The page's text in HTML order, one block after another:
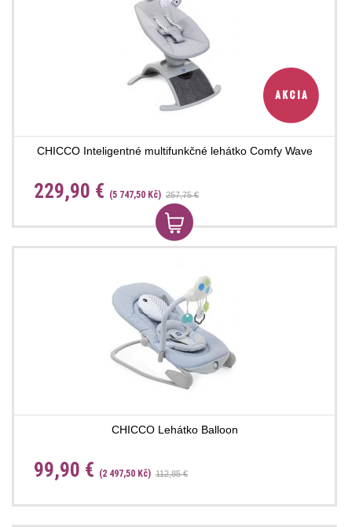
CHICCO Inteligentné multifunkčné lehátko Comfy Wave
229,90 € (5 747,50 Kč) 257,75 €
CHICCO Lehátko Balloon
99,90 € (2 497,50 Kč) 112,85 €